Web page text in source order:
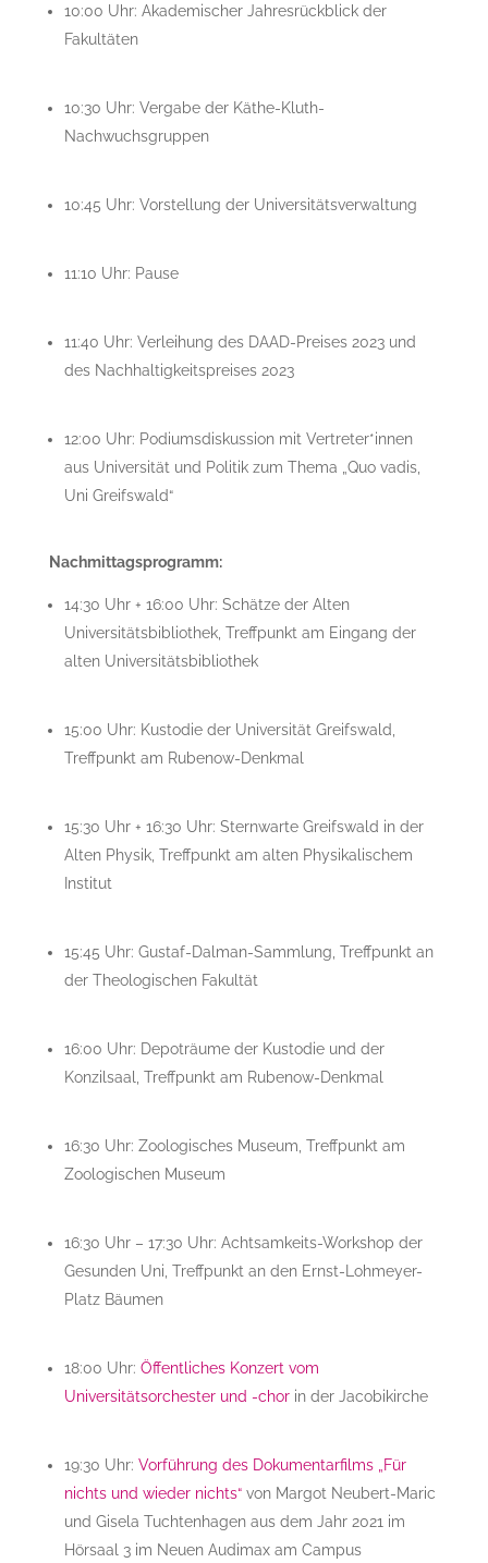
10:00 Uhr: Akademischer Jahresrückblick der
Fakultäten
10:30 Uhr: Vergabe der Käthe-Kluth-
Nachwuchsgruppen
10:45 Uhr: Vorstellung der Universitätsverwaltung
11:10 Uhr: Pause
11:40 Uhr: Verleihung des DAAD-Preises 2023 und
des Nachhaltigkeitspreises 2023
12:00 Uhr: Podiumsdiskussion mit Vertreter*innen
aus Universität und Politik zum Thema „Quo vadis,
Uni Greifswald“
Nachmittagsprogramm:
14:30 Uhr + 16:00 Uhr: Schätze der Alten
Universitätsbibliothek, Treffpunkt am Eingang der
alten Universitätsbibliothek
15:00 Uhr: Kustodie der Universität Greifswald,
Treffpunkt am Rubenow-Denkmal
15:30 Uhr + 16:30 Uhr: Sternwarte Greifswald in der
Alten Physik, Treffpunkt am alten Physikalischem
Institut
15:45 Uhr: Gustaf-Dalman-Sammlung, Treffpunkt an
der Theologischen Fakultät
16:00 Uhr: Depoträume der Kustodie und der
Konzilsaal, Treffpunkt am Rubenow-Denkmal
16:30 Uhr: Zoologisches Museum, Treffpunkt am
Zoologischen Museum
16:30 Uhr – 17:30 Uhr: Achtsamkeits-Workshop der
Gesunden Uni, Treffpunkt an den Ernst-Lohmeyer-
Platz Bäumen
18:00 Uhr: Öffentliches Konzert vom
Universitätsorchester und -chorin der Jacobikirche
19:30 Uhr: Vorführung des Dokumentarfilms „Für
nichts und wieder nichts“von Margot Neubert-Maric
und Gisela Tuchtenhagen aus dem Jahr 2021 im
Hörsaal 3 im Neuen Audimax am Campus